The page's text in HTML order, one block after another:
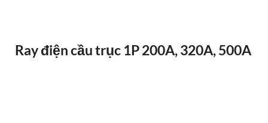
Ray điện cầu trục 1P 200A, 320A, 500A